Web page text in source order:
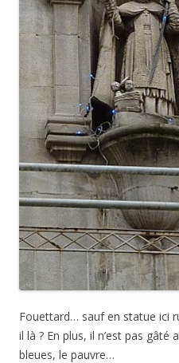
Fouettard… sauf en statue ici
il là ? En plus, il n’est pas
bleues, le pauvre…